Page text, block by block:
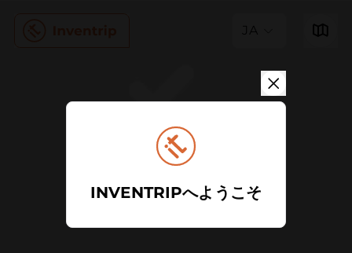
JA
INVENTRIPへようこそ